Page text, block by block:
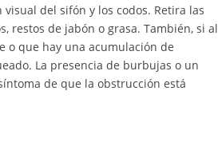
del sifón y los codos. Retira las
restos de jabón o grasa. También, si al
o que hay una acumulación de
La presencia de burbujas o un
de que la obstrucción está